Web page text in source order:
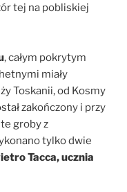
tej na pobliskiej
, całym pokrytym
miały
Toskanii, od Kosmy
zakończony i przy
groby z
tylko dwie
Tacca, ucznia